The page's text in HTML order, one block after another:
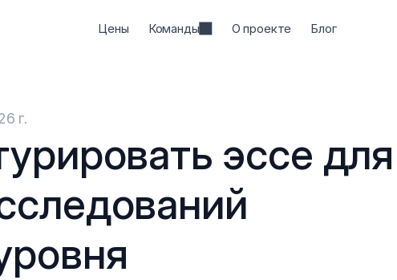
Цены Команды О проекте Блог
г.
эссе для